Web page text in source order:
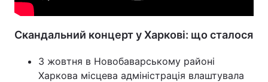
Скандальний концерт у Харкові: що сталося
3 жовтня в Новобаварському районі
Харкова місцева адміністрація влаштувала